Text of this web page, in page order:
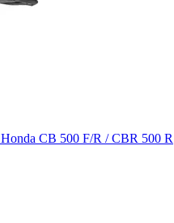
CB 500 F/R / CBR 500 R